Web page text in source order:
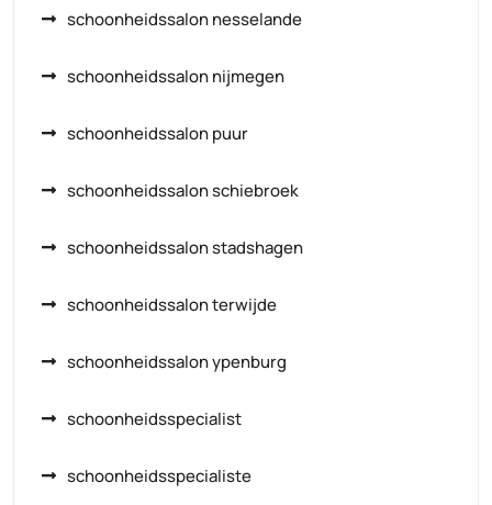
schoonheidssalon nesselande
schoonheidssalon nijmegen
schoonheidssalon puur
schoonheidssalon schiebroek
schoonheidssalon stadshagen
schoonheidssalon terwijde
schoonheidssalon ypenburg
schoonheidsspecialist
schoonheidsspecialiste